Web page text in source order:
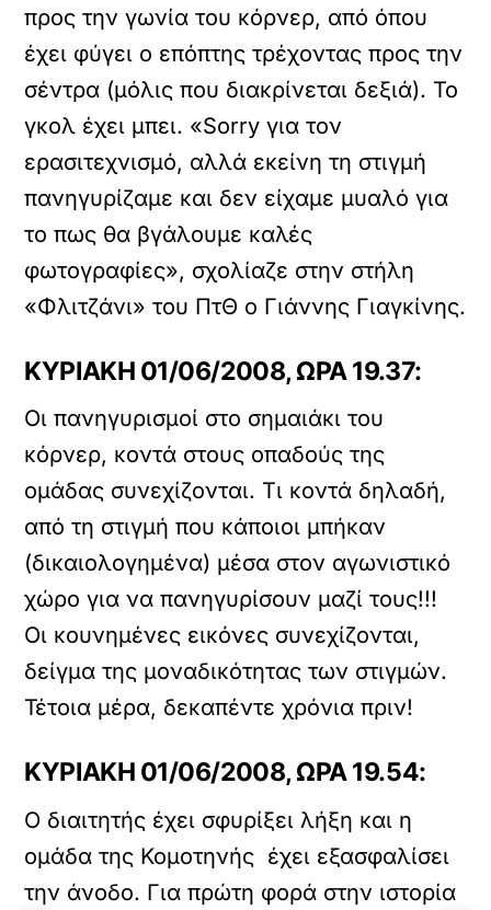
προς την γωνία του κόρνερ, από όπου
έχει φύγει ο επόπτης τρέχοντας προς την
σέντρα (μόλις που διακρίνεται δεξιά). Το
γκολ έχει μπει. «Sorry για τον
ερασιτεχνισμό, αλλά εκείνη τη στιγμή
πανηγυρίζαμε και δεν είχαμε μυαλό για
το πως θα βγάλουμε καλές
φωτογραφίες», σχολίαζε στην στήλη
«Φλιτζάνι» του ΠτΘ ο Γιάννης Γιαγκίνης.
ΚΥΡΙΑΚΗ 01/06/2008, ΩΡΑ 19.37:
Οι πανηγυρισμοί στο σημαιάκι του
κόρνερ, κοντά στους οπαδούς της
ομάδας συνεχίζονται. Τι κοντά δηλαδή,
από τη στιγμή που κάποιοι μπήκαν
(δικαιολογημένα) μέσα στον αγωνιστικό
χώρο για να πανηγυρίσουν μαζί τους!!!
Οι κουνημένες εικόνες συνεχίζονται,
δείγμα της μοναδικότητας των στιγμών.
Τέτοια μέρα, δεκαπέντε χρόνια πριν!
ΚΥΡΙΑΚΗ 01/06/2008, ΩΡΑ 19.54:
Ο διαιτητής έχει σφυρίξει λήξη και η
ομάδα της Κομοτηνής έχει εξασφαλίσει
την άνοδο. Για πρώτη φορά στην ιστορία